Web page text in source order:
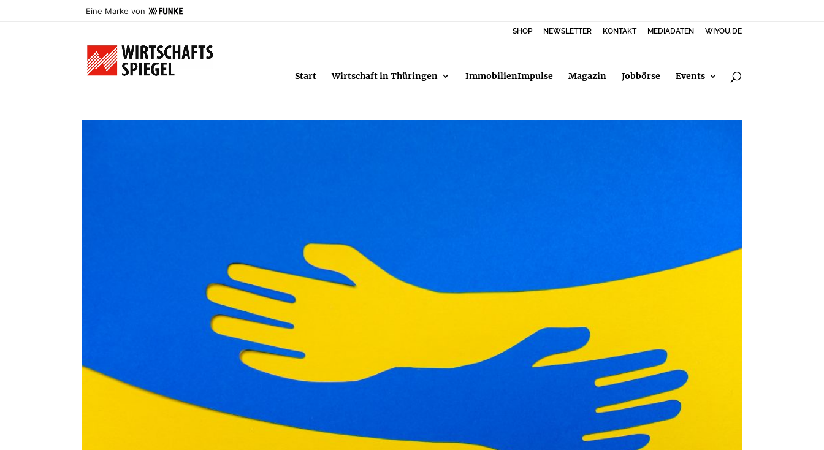
Eine Marke von
SHOP NEWSLETTER KONTAKT MEDIADATEN WIYOU.DE
Start Wirtschaft in Thüringen ImmobilienImpulse Magazin Jobbörse Events